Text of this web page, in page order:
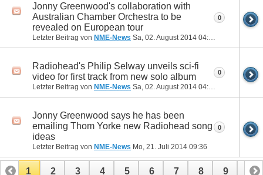
Jonny Greenwood's collaboration with
Australian Chamber Orchestra to be
revealed on European tour
Letzter Beitrag von NME-News Sa, 02. August 2014 04:06
0
Radiohead's Philip Selway unveils sci-fi
video for first track from new solo album
Letzter Beitrag von NME-News Sa, 02. August 2014 04:06
0
Jonny Greenwood says he has been
emailing Thom Yorke new Radiohead song
ideas
Letzter Beitrag von NME-News Mo, 21. Juli 2014 09:36
0
1 2 3 4 5 6 7 8 9 10